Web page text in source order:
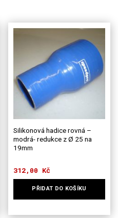
Silikonová hadice rovná –
modrá- redukce z Ø 25 na
19mm
312,00 Kč
PŘIDAT DO KOŠÍKU